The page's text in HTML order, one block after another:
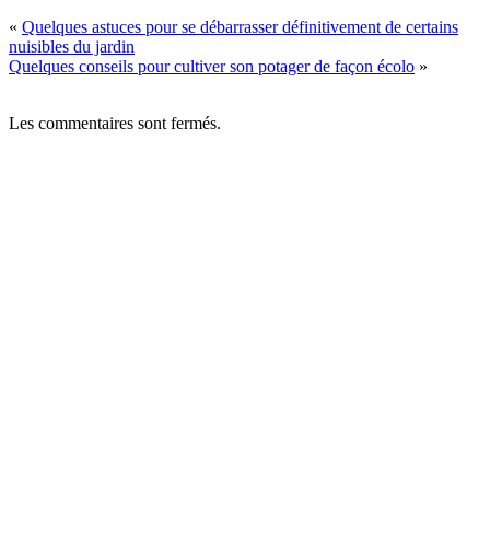
« Quelques astuces pour se débarrasser définitivement de certains
nuisibles du jardin
Quelques conseils pour cultiver son potager de façon écolo »
Les commentaires sont fermés.